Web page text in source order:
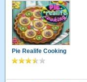
Pie Realife Cooking